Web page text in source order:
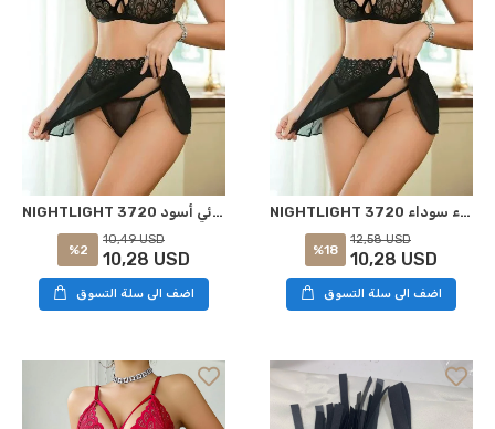
NIGHTLIGHT 3720 لباس نوم إغرائي أسود S-M
%2
10,49 USD
10,28 USD
اضف الى سلة التسوق
NIGHTLIGHT 3720 لانجري إغراء سوداء L-XL
%18
12,58 USD
10,28 USD
اضف الى سلة التسوق